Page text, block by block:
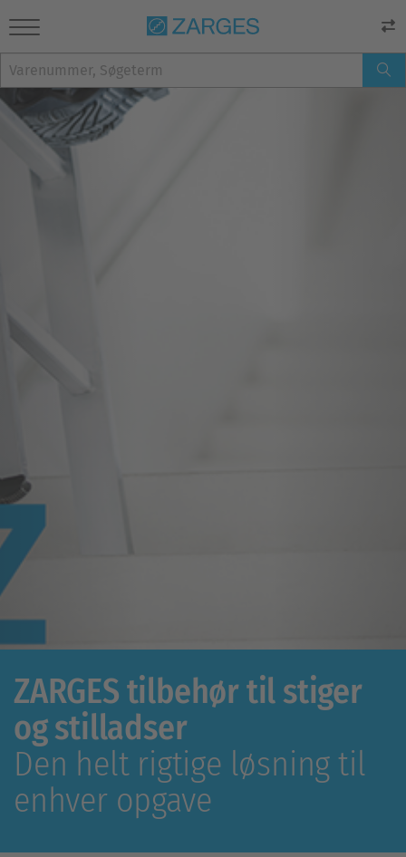
ZARGES tilbehør til stiger
og stilladser
Den helt rigtige løsning til
enhver opgave